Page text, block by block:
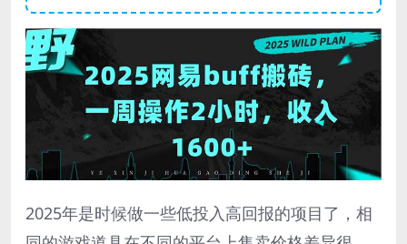
2025年是时候做一些低投入高回报的项目了，相